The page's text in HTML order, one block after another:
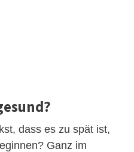
dass es zu spät ist,
Ganz im